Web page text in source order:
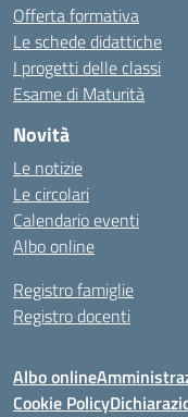
Offerta formativa
Le schede didattiche
I progetti delle classi
Esame di Maturità
Novità
Le notizie
Le circolari
Calendario eventi
Albo online
Registro famiglie
Registro docenti
Albo online
Cookie Policy